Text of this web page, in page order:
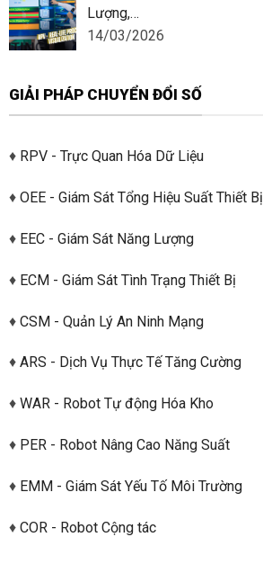
Lượng,…
14/03/2026
GIẢI PHÁP CHUYỂN ĐỔI SỐ
♦ RPV - Trực Quan Hóa Dữ Liệu
♦ OEE - Giám Sát Tổng Hiệu Suất Thiết Bị
♦ EEC - Giám Sát Năng Lượng
♦ ECM - Giám Sát Tình Trạng Thiết Bị
♦ CSM - Quản Lý An Ninh Mạng
♦ ARS - Dịch Vụ Thực Tế Tăng Cường
♦ WAR - Robot Tự động Hóa Kho
♦ PER - Robot Nâng Cao Năng Suất
♦ EMM - Giám Sát Yếu Tố Môi Trường
♦ COR - Robot Cộng tác